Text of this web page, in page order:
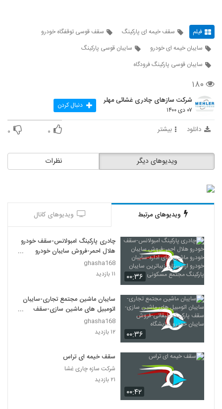
فیلم سقف خیمه ای پارکینگ
سقف قوسی توقفگاه خودرو
سایبان خیمه ای خودرو
سایبان قوسی پارکینگ
سایبان قوسی پارکینگ فرودگاه
۱۸۰
شرکت سازهای چادری غشائی مهلر
۰۷ دی ۱۴۰۰ دنبال کردن
دانلود بیشتر ۰ ۰
نظرات ویدیوهای دیگر
ویدیوهای مرتبط ویدیوهای کانال
۰۰:۳۶
چادری پارکینگ امبولانس-سقف خودرو
هلال احمر-فروش سایبان خودرو
ماشین های اداره-سایبان خودرو
ارامستان-زیباترین سایبان پارکینگ
ghasha168
۱۱ بازدید
۰۰:۳۶
سایبان ماشین مجتمع تجاری-سایبان
اتومبیل های ماشین سازی-سقف
پارکینگ طبقاتی-فروش سایبان خودرو
نمایشگاه
ghasha168
۱۲ بازدید
۰۰:۴۲
سقف خیمه ای تراس
شرکت سازه چاری غشا
۲۱ بازدید